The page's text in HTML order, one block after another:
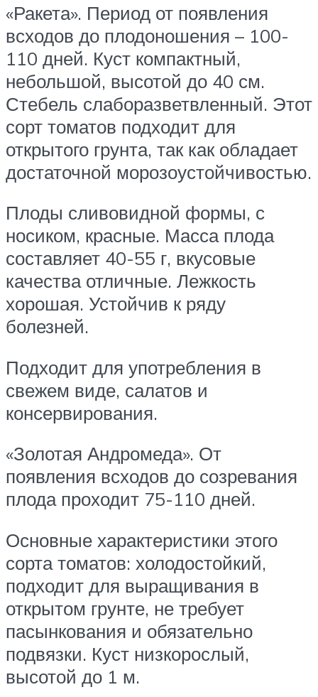
«Ракета». Период от появления
всходов до плодоношения – 100-
110 дней. Куст компактный,
небольшой, высотой до 40 см.
Стебель слаборазветвленный. Этот
сорт томатов подходит для
открытого грунта, так как обладает
достаточной морозоустойчивостью.
Плоды сливовидной формы, с
носиком, красные. Масса плода
составляет 40-55 г, вкусовые
качества отличные. Лежкость
хорошая. Устойчив к ряду
болезней.
Подходит для употребления в
свежем виде, салатов и
консервирования.
«Золотая Андромеда». От
появления всходов до созревания
плода проходит 75-110 дней.
Основные характеристики этого
сорта томатов: холодостойкий,
подходит для выращивания в
открытом грунте, не требует
пасынкования и обязательно
подвязки. Куст низкорослый,
высотой до 1 м.